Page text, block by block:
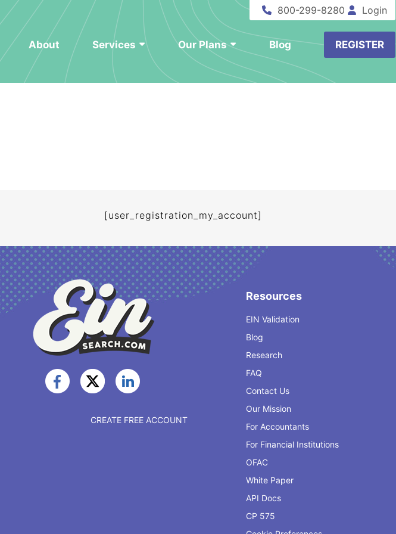
Skip
to
content
About Services Our Plans Blog REGISTER
800-299-8280 Login
[user_registration_my_account]
CREATE FREE ACCOUNT
Resources
EIN Validation
Blog
Research
FAQ
Contact Us
Our Mission
For Accountants
For Financial Institutions
OFAC
White Paper
API Docs
CP 575